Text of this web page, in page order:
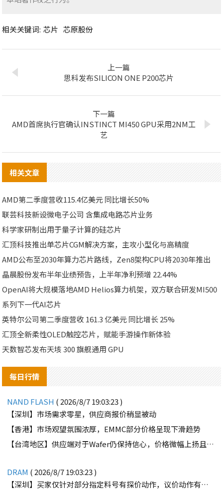
相关关键词: 芯片 芯原股份
上一篇
思科发布SILICON ONE P200芯片
下一篇
AMD首席执行官确认INSTINCT MI450 GPU采用2NM工
艺
相关文章
AMD第二季度营收115.4亿美元 同比增长50%
联芸科技新设微电子公司 含集成电路芯片业务
科学家研制出用于量子计算的硅芯片
汇顶科技推出单芯片CGM解决方案，主攻小型化与高精度
AMD公布至2030年算力芯片路线，Zen8架构CPU将2030年推出
晶晨股份发布半年业绩预告，上半年净利预增 22.44%
OpenAI将大规模落地AMD Helios算力机架，双方联合研发MI500
系列下一代AI芯片
英特尔公司第二季度营收 161.3 亿美元 同比增长 25%
汇顶全新柔性OLED触控芯片，赋能手游操作新体验
天数智芯发布天垓 300 旗舰通用 GPU
每日行情
NAND FLASH ( 2026/8/7 19:03:23 )
【深圳】市场需求零星，供应商报价稍显被动
【香港】市场观望氛围浓厚，EMMC部分价格呈现下滑趋势
【台湾地区】供应端对于Wafer仍保持信心，价格微幅上扬且惜售态度不变
DRAM ( 2026/8/7 19:03:23 )
【深圳】买家仅针对部分指定料号有探价动作，议价动作有所减少